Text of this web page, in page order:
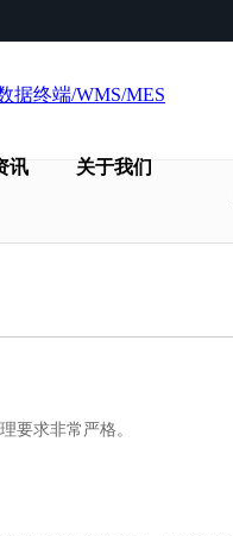
讯 关于我们
要求非常严格。